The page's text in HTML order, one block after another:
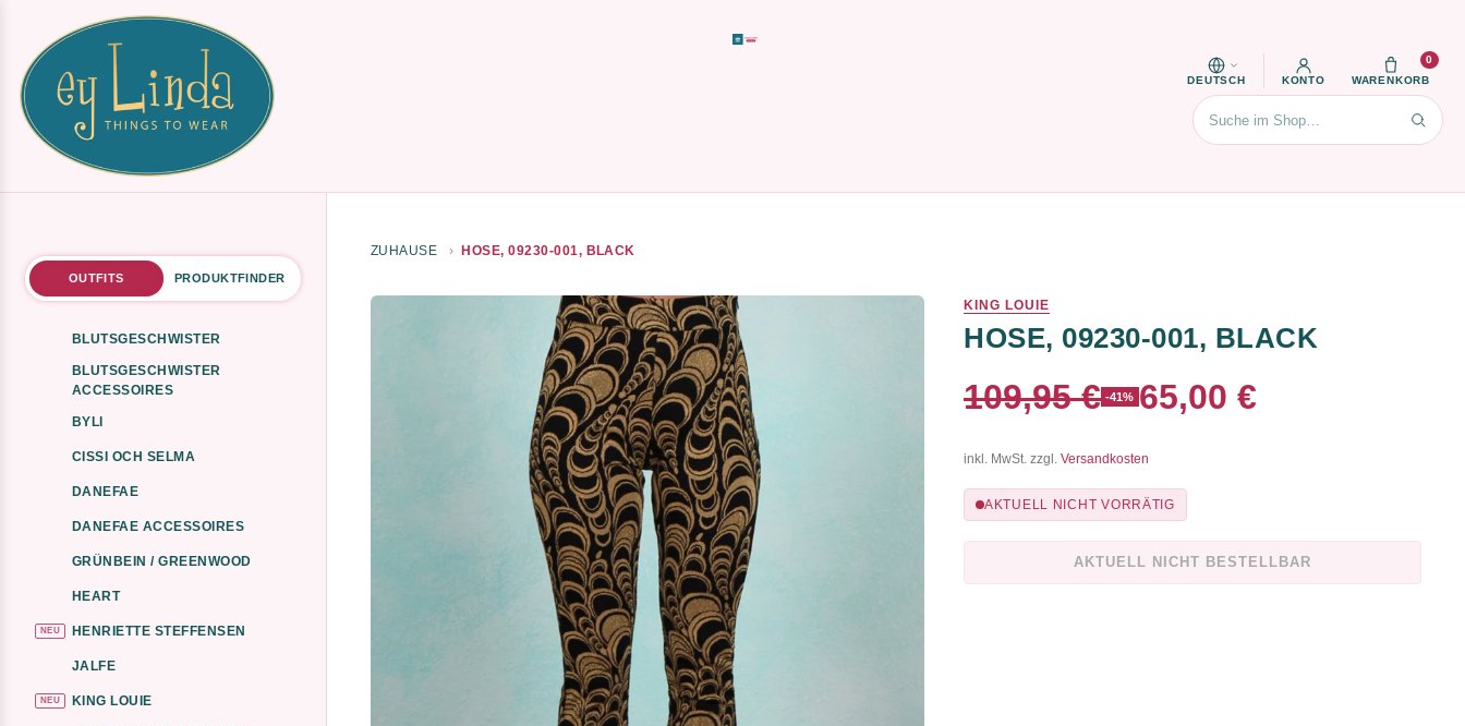
DEUTSCH KONTO WARENKORB
0
Suchen
OUTFITS PRODUKTFINDER
BLUTSGESCHWISTER
BLUTSGESCHWISTER
ACCESSOIRES
BYLI
CISSI OCH SELMA
DANEFAE
DANEFAE ACCESSOIRES
GRÜNBEIN / GREENWOOD
HEART
NEU HENRIETTE STEFFENSEN
JALFE
NEU KING LOUIE
ZUHAUSE HOSE, 09230-001, BLACK
KING LOUIE
HOSE, 09230-001, BLACK
109,95 € -41% 65,00 €
inkl. MwSt. zzgl. Versandkosten
AKTUELL NICHT VORRÄTIG
AKTUELL NICHT BESTELLBAR